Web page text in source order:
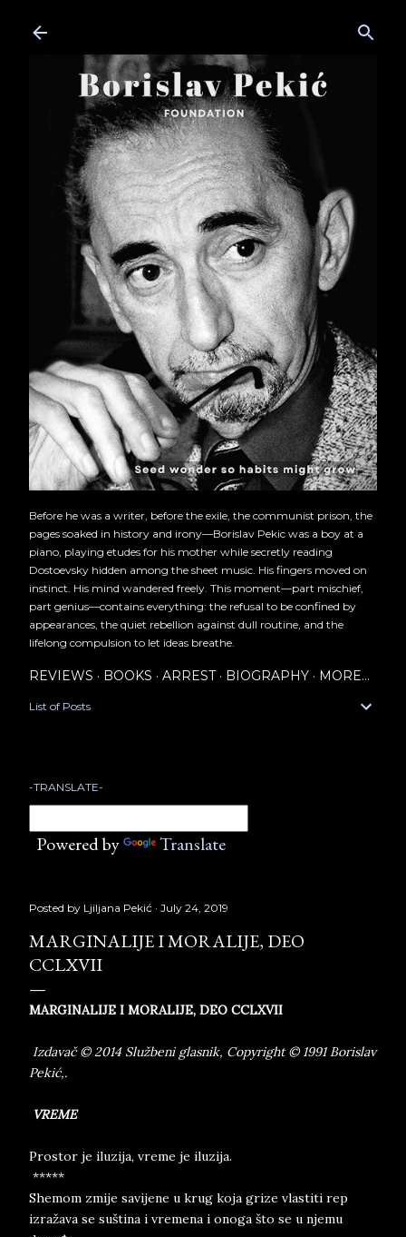
Before he was a writer, before the exile, the communist prison, the
pages soaked in history and irony—Borislav Pekic was a boy at a
piano, playing etudes for his mother while secretly reading
Dostoevsky hidden among the sheet music. His fingers moved on
instinct. His mind wandered freely. This moment—part mischief,
part genius—contains everything: the refusal to be confined by
appearances, the quiet rebellion against dull routine, and the
lifelong compulsion to let ideas breathe.
REVIEWS BOOKS ARREST BIOGRAPHY MORE…
List of Posts
-TRANSLATE-
Powered by Translate
Posted by Ljiljana Pekić July 24, 2019
MARGINALIJE I MORALIJE, DEO
CCLXVII
MARGINALIJE I MORALIJE, DEO CCLXVII
Izdavač © 2014 Službeni glasnik, Copyright © 1991 Borislav
Pekić,.
VREME
Prostor je iluzija, vreme je iluzija.
*****
Shemom zmije savijene u krug koja grize vlastiti rep
izražava se suština i vremena i onoga što se u njemu